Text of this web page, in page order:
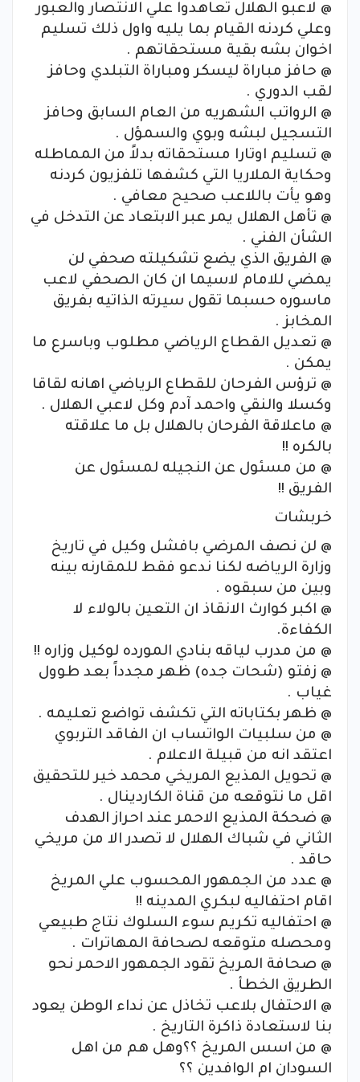
@ لاعبو الهلال تعاهدوا علي الانتصار والعبور
وعلي كردنه القيام بما يليه واول ذلك تسليم
اخوان بشه بقية مستحقاتهم .
@ حافز مباراة ليسكر ومباراة التبلدي وحافز
لقب الدوري .
@ الرواتب الشهريه من العام السابق وحافز
التسجيل لبشه وبوي والسمؤل .
@ تسليم اوتارا مستحقاته بدلاً من المماطله
وحكاية الملاريا التي كشفها تلفزيون كردنه
وهو يأت باللاعب صحيح معافي .
@ تأهل الهلال يمر عبر الابتعاد عن التدخل في
الشأن الفني .
@ الفريق الذي يضع تشكيلته صحفي لن
يمضي للامام لاسيما ان كان الصحفي لاعب
ماسوره حسبما تقول سيرته الذاتيه بفريق
المخابز .
@ تعديل القطاع الرياضي مطلوب وباسرع ما
يمكن .
@ ترؤس الفرحان للقطاع الرياضي اهانه لقاقا
وكسلا والنقي واحمد آدم وكل لاعبي الهلال .
@ ماعلاقة الفرحان بالهلال بل ما علاقته
بالكره !!
@ من مسئول عن النجيله لمسئول عن
الفريق !!
خربشات
@ لن نصف المرضي بافشل وكيل في تاريخ
وزارة الرياضه لكنا ندعو فقط للمقارنه بينه
وبين من سبقوه .
@ اكبر كوارث الانقاذ ان التعين بالولاء لا
الكفاءة.
@ من مدرب لياقه بنادي المورده لوكيل وزاره !!
@ زفتو (شحات جده) ظهر مجدداً بعد طوول
غياب .
@ ظهر بكتاباته التي تكشف تواضع تعليمه .
@ من سلبيات الواتساب ان الفاقد التربوي
اعتقد انه من قبيلة الاعلام .
@ تحويل المذيع المريخي محمد خير للتحقيق
اقل ما نتوقعه من قناة الكاردينال .
@ ضحكة المذيع الاحمر عند احراز الهدف
الثاني في شباك الهلال لا تصدر الا من مريخي
حاقد .
@ عدد من الجمهور المحسوب علي المريخ
اقام احتفاليه لبكري المدينه !!
@ احتفاليه تكريم سوء السلوك نتاج طبيعي
ومحصله متوقعه لصحافة المهاترات .
@ صحافة المريخ تقود الجمهور الاحمر نحو
الطريق الخطأ .
@ الاحتفال بلاعب تخاذل عن نداء الوطن يعود
بنا لاستعادة ذاكرة التاريخ .
@ من اسس المريخ ؟؟وهل هم من اهل
السودان ام الوافدين ؟؟